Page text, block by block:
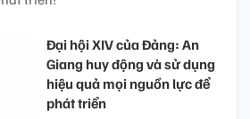
Đại hội XIV của Đảng: An
Giang huy động và sử dụng
hiệu quả mọi nguồn lực để
phát triển